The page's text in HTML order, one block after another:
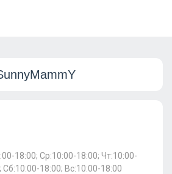
18:00; Ср:10:00-18:00; Чт:10:00-
Сб:10:00-18:00; Вс:10:00-18:00